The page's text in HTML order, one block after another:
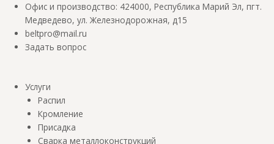
Перейти
содержимому
Офис и производство: 424000, Республика Марий Эл, пгт.
Медведево, ул. Железнодорожная, д15
beltpro@mail.ru
Задать вопрос
Услуги
Распил
Кромление
Присадка
Сварка металлоконструкций
Поиск
товаров
Меню
Количество
товара
Компьютерный
стол
RGB
ковриком,аксессуары
Меню